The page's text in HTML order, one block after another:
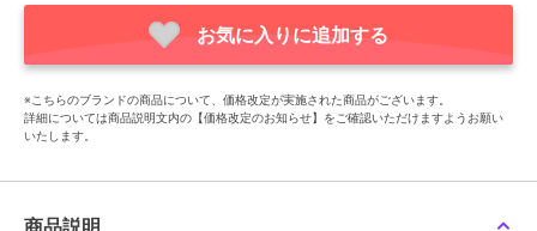
スタイル ジェリービーンズ
¥3,190
期間限定SALE
スタイル ジェリービーンズ
¥4,851
お気に入りに追加する
※こちらのブランドの商品について、価格改定が実施された商品がございます。
詳細については商品説明文内の【価格改定のお知らせ】をご確認いただけますようお願い
いたします。